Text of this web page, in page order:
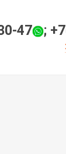
47 ;